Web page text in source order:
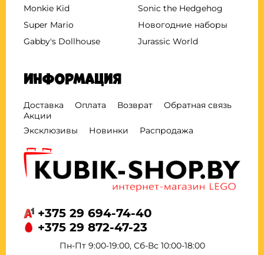
Monkie Kid
Sonic the Hedgehog
Super Mario
Новогодние наборы
Gabby's Dollhouse
Jurassic World
Информация
Доставка Оплата Возврат
Обратная связь
Акции
Эксклюзивы
Новинки Распродажа
+375 29 694-74-40
+375 29 872-47-23
Пн-Пт 9:00-19:00, Сб-Вс 10:00-18:00